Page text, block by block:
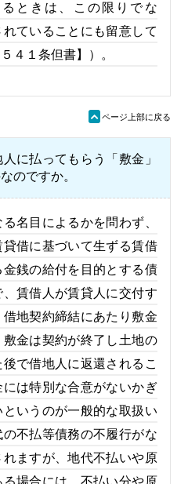
ときは、この限りでな
ていることにも留意して
４１条但書】）。
ü ページ上部に戻る
に払ってもらう「敷金」
のですか。
名目によるかを問わず、
借に基づいて生ずる賃借
銭の給付を目的とする債
賃借人が賃貸人に交付す
地契約締結にあたり敷金
金は契約が終了し土地の
で借地人に返還されるこ
は特別な合意がないかぎ
いうのが一般的な取扱い
不払等債務の不履行がな
ますが、地代不払いや原
場合には、不払い分や原